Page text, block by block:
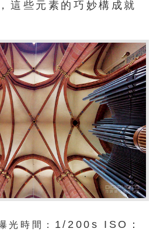
這些元素的巧妙構成就
光時間： 1/200s ISO：